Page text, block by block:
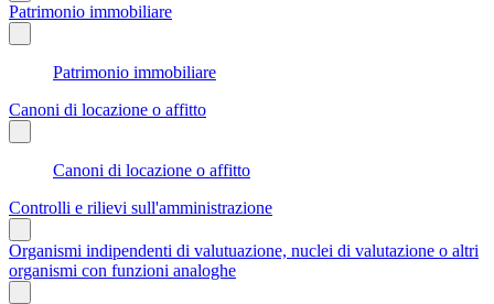
Patrimonio immobiliare
Patrimonio immobiliare
Canoni di locazione o affitto
Canoni di locazione o affitto
Controlli e rilievi sull'amministrazione
Organismi indipendenti di valutuazione, nuclei di valutazione o altri
organismi con funzioni analoghe